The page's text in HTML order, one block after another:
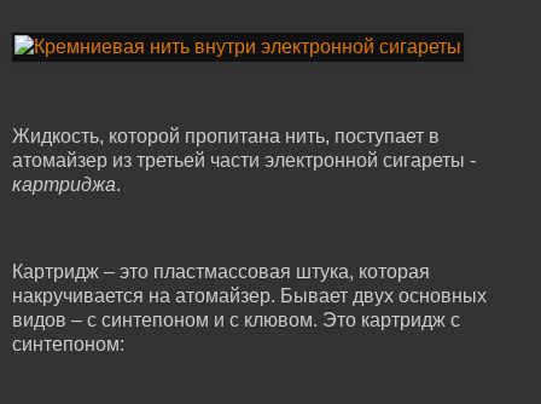
Жидкость, которой пропитана нить, поступает в
атомайзер из третьей части электронной сигареты -
картриджа.
Картридж – это пластмассовая штука, которая
накручивается на атомайзер. Бывает двух основных
видов – с синтепоном и с клювом. Это картридж с
синтепоном: